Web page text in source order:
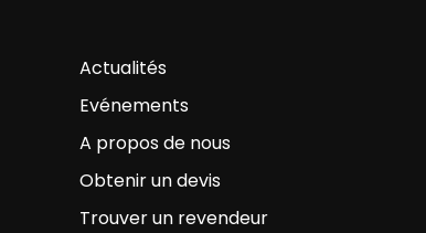
Actualités
Evénements
A propos de nous
Obtenir un devis
Trouver un revendeur